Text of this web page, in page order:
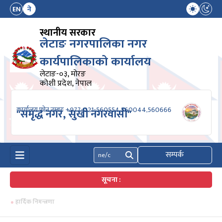
EN ने
स्थानीय सरकार
लेटाङ नगरपालिका नगर
कार्यपालिकाको कार्यालय
लेटाङ-०३, मोरङ
कोशी प्रदेश, नेपाल
कार्यालय फोन नम्बरः +977-021-560554,560044,560666
"समृद्ध नगर, सुखी नगरवासी"
खोज्नुहोस् सम्पर्क
सूचना :
हार्दिक निमन्त्रणा